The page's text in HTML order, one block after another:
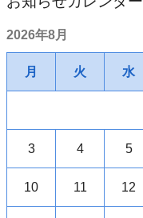
2026年8月
月 火 水
3 4 5
10 11 12